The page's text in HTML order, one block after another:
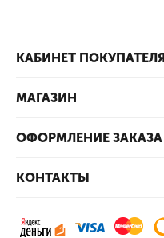
КАБИНЕТ ПОКУПАТЕЛЯ
МАГАЗИН
ОФОРМЛЕНИЕ ЗАКАЗА
КОНТАКТЫ